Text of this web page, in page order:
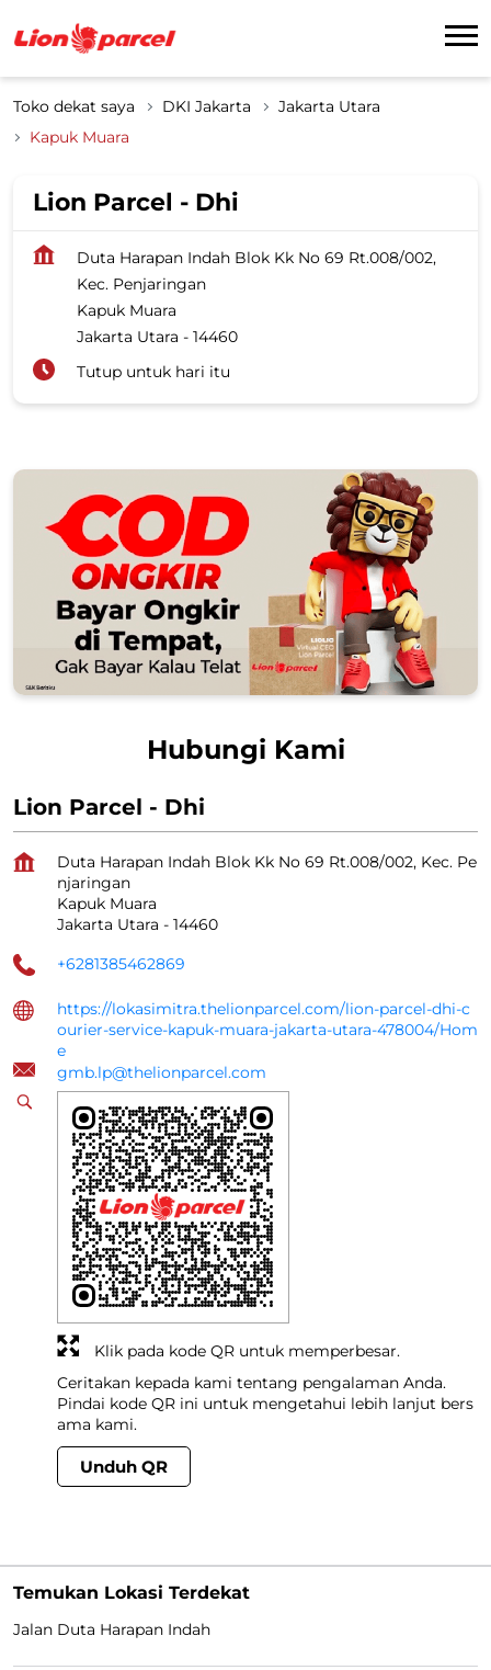
Toko dekat saya DKI Jakarta
Jakarta Utara
Kapuk Muara
Lion Parcel - Dhi
Duta Harapan Indah Blok Kk No 69 Rt.008/002,
Kec. Penjaringan
Kapuk Muara
Jakarta Utara - 14460
Tutup untuk hari itu
Hubungi Kami
Lion Parcel - Dhi
Duta Harapan Indah Blok Kk No 69 Rt.008/002, Kec. Pe
njaringan
Kapuk Muara
Jakarta Utara - 14460
+6281385462869
https://lokasimitra.thelionparcel.com/lion-parcel-dhi-c
ourier-service-kapuk-muara-jakarta-utara-478004/Hom
e
gmb.lp@thelionparcel.com
Ceritakan kepada kami tentang pengalaman Anda.
Pindai kode QR ini untuk mengetahui lebih lanjut bers
ama kami.
Unduh QR
Klik pada kode QR untuk memperbesar.
Temukan Lokasi Terdekat
Jalan Duta Harapan Indah